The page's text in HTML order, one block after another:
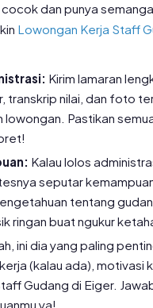
dan punya
Lowongan Kerja Staff
Kirim lamaran
transkrip nilai, dan foto
lowongan. Pastikan
Kalau lolos
seputar
tentang
ringan buat ngukur
ini dia yang paling
(kalau ada), motivasi
Gudang di Eiger.
ya!